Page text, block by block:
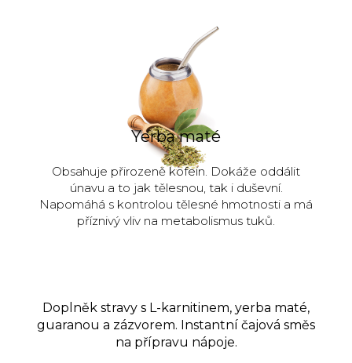
Yerba maté
Obsahuje přirozeně kofein. Dokáže oddálit
únavu a to jak tělesnou, tak i duševní.
Napomáhá s kontrolou tělesné hmotnosti a má
příznivý vliv na metabolismus tuků.
Doplněk stravy s L-karnitinem, yerba maté,
guaranou a zázvorem. Instantní čajová směs
na přípravu nápoje.